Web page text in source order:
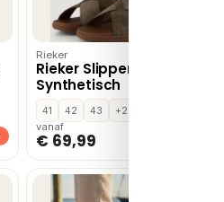
Rieker
Rieker Slippers bruin
Synthetisch
41 42 43
+2
vanaf
€ 69,99